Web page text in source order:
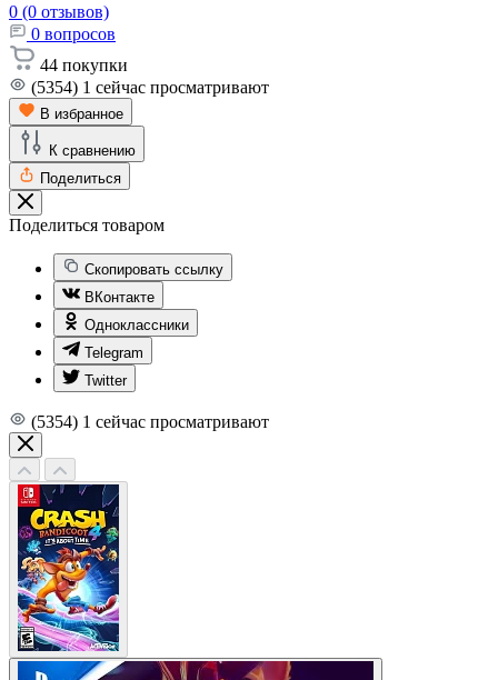
0 (0 отзывов)
0 вопросов
44 покупки
(5354) 1 сейчас просматривают
В избранное
К сравнению
Поделиться
Поделиться товаром
Скопировать ссылку
ВКонтакте
Одноклассники
Telegram
Twitter
(5354) 1 сейчас просматривают